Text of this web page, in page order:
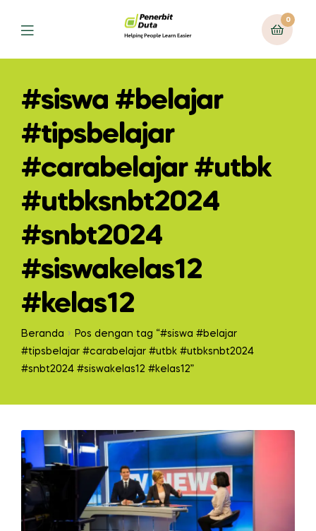
Menu
0
#siswa #belajar
#tipsbelajar
#carabelajar #utbk
#utbksnbt2024
#snbt2024
#siswakelas12
#kelas12
Beranda
Pos dengan tag “#siswa #belajar
#tipsbelajar #carabelajar #utbk #utbksnbt2024
#snbt2024 #siswakelas12 #kelas12”